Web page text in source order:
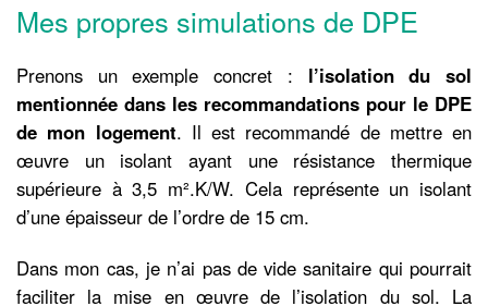
Mes propres simulations de DPE
Prenons un exemple concret : l’isolation du sol
mentionnée dans les recommandations pour le DPE
de mon logement. Il est recommandé de mettre en
œuvre un isolant ayant une résistance thermique
supérieure à 3,5 m².K/W. Cela représente un isolant
d’une épaisseur de l’ordre de 15 cm.
Dans mon cas, je n’ai pas de vide sanitaire qui pourrait
faciliter la mise en œuvre de l’isolation du sol. La